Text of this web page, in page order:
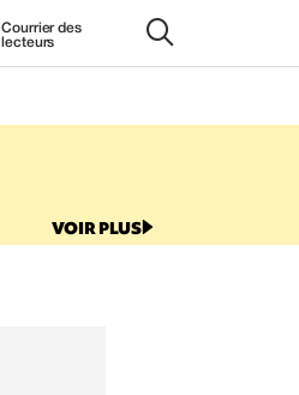
Courrier des
lecteurs
VOIR PLUS